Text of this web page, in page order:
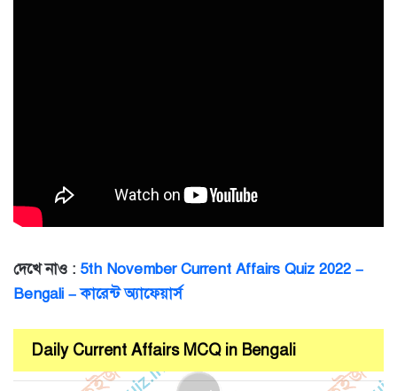
দেখে নাও : 5th November Current Affairs Quiz 2022 –
Bengali – কারেন্ট অ্যাফেয়ার্স
Daily Current Affairs MCQ in Bengali